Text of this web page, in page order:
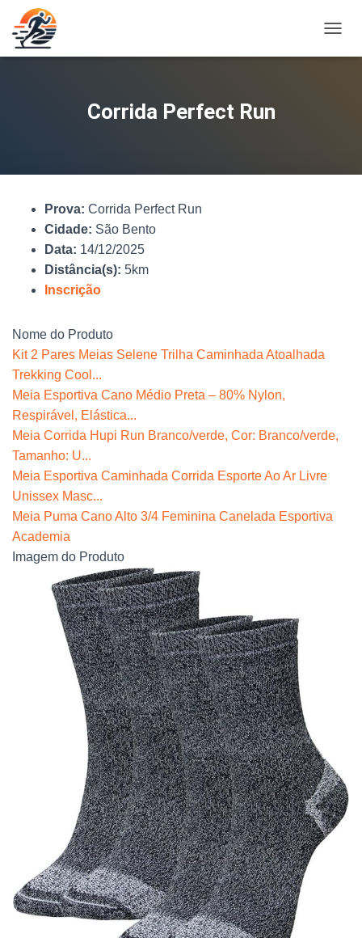
L
Corrida Perfect Run
Prova: Corrida Perfect Run
Cidade: São Bento
Data: 14/12/2025
Distância(s): 5km
Inscrição
Nome do Produto
Kit 2 Pares Meias Selene Trilha Caminhada Atoalhada
Trekking Cool...
Meia Esportiva Cano Médio Preta – 80% Nylon,
Respirável, Elástica...
Meia Corrida Hupi Run Branco/verde, Cor: Branco/verde,
Tamanho: U...
Meia Esportiva Caminhada Corrida Esporte Ao Ar Livre
Unissex Masc...
Meia Puma Cano Alto 3/4 Feminina Canelada Esportiva
Academia
Imagem do Produto